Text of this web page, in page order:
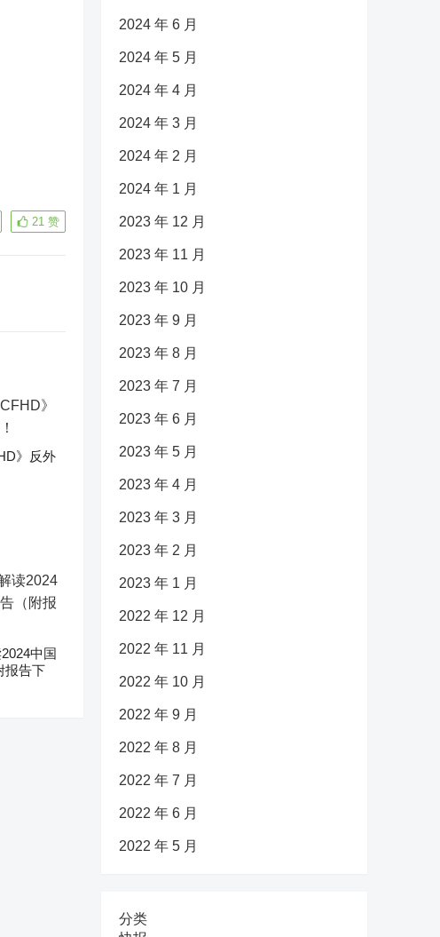
21 赞
》反外
中国
报告下
2024 年 6 月
2024 年 5 月
2024 年 4 月
2024 年 3 月
2024 年 2 月
2024 年 1 月
2023 年 12 月
2023 年 11 月
2023 年 10 月
2023 年 9 月
2023 年 8 月
2023 年 7 月
2023 年 6 月
2023 年 5 月
2023 年 4 月
2023 年 3 月
2023 年 2 月
2023 年 1 月
2022 年 12 月
2022 年 11 月
2022 年 10 月
2022 年 9 月
2022 年 8 月
2022 年 7 月
2022 年 6 月
2022 年 5 月
分类